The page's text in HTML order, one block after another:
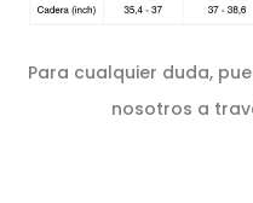
Para cualquier duda,
nosotros a